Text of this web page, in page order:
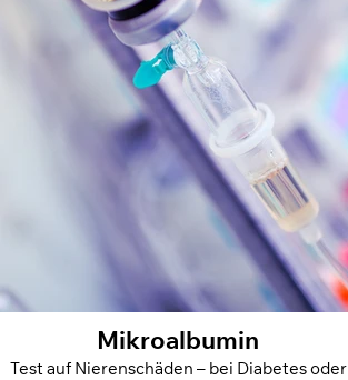
Mikroalbumin
Test auf Nierenschäden – bei Diabetes oder